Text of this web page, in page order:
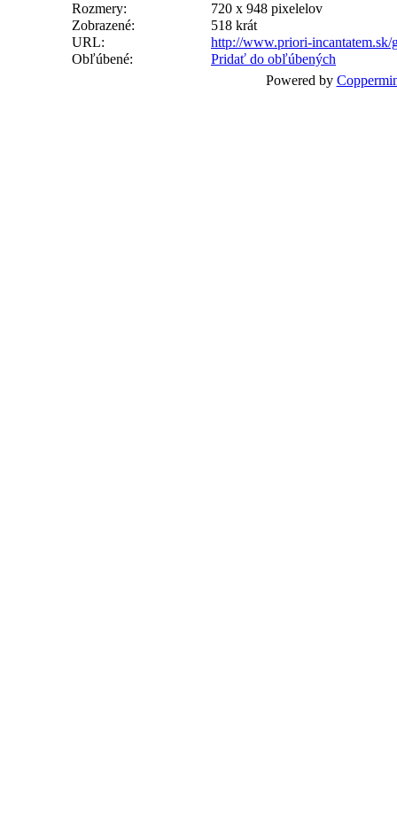
Rozmery:
720 x 948 pixelelov
Zobrazené:
518 krát
URL:
http://www.priori-incantatem.sk/
Obľúbené:
Pridať do obľúbených
Powered by